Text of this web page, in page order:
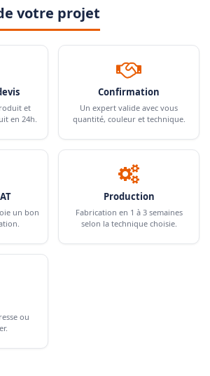
votre projet
et
en 24h.
Confirmation
Un expert valide avec vous
quantité, couleur et technique.
un bon
Production
Fabrication en 1 à 3 semaines
selon la technique choisie.
ou